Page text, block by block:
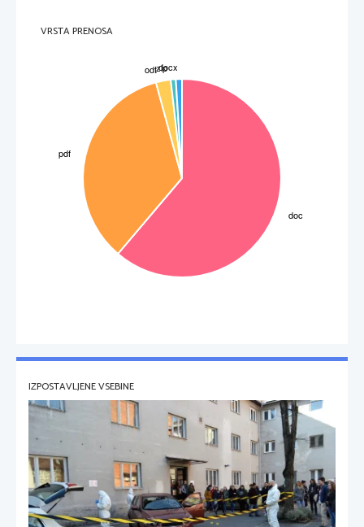
VRSTA PRENOSA
IZPOSTAVLJENE VSEBINE